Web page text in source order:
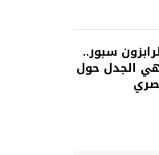
سبور..
الجدل حول